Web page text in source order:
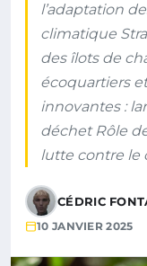
l’adaptation
climatique
des îlots de
écoquartiers
innovantes :
déchet Rôle
lutte contre le
CÉDRIC
10 JANVIER 2025